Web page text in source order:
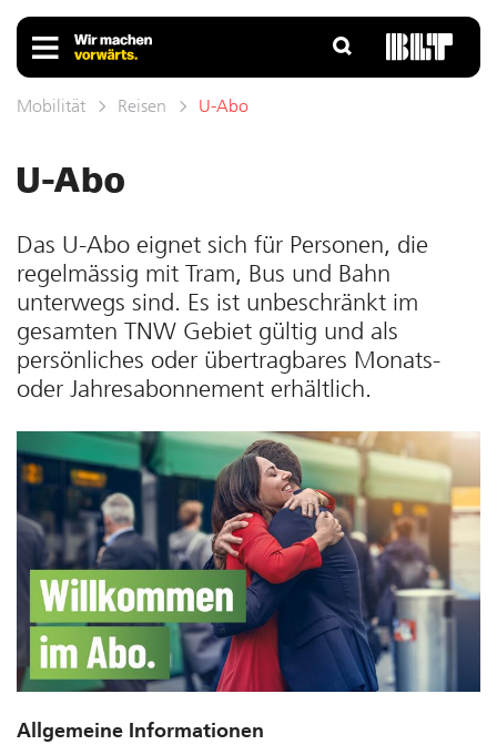
Mobilität Reisen U-Abo
U-Abo
Das U-Abo eignet sich für Personen, die
regelmässig mit Tram, Bus und Bahn
unterwegs sind. Es ist unbeschränkt im
gesamten TNW Gebiet gültig und als
persönliches oder übertragbares Monats-
oder Jahres­abonnement er­hältlich.
Allgemeine Informationen